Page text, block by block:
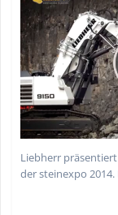
Liebherr
der steinexpo